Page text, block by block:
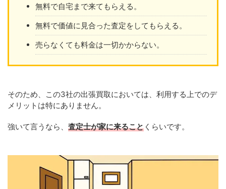
無料で自宅まで来てもらえる。
無料で価値に見合った査定をしてもらえる。
売らなくても料金は一切かからない。
そのため、この3社の出張買取においては、利用する上でのデ
メリットは特にありません。
強いて言うなら、 査定士が家に来ること くらいです。